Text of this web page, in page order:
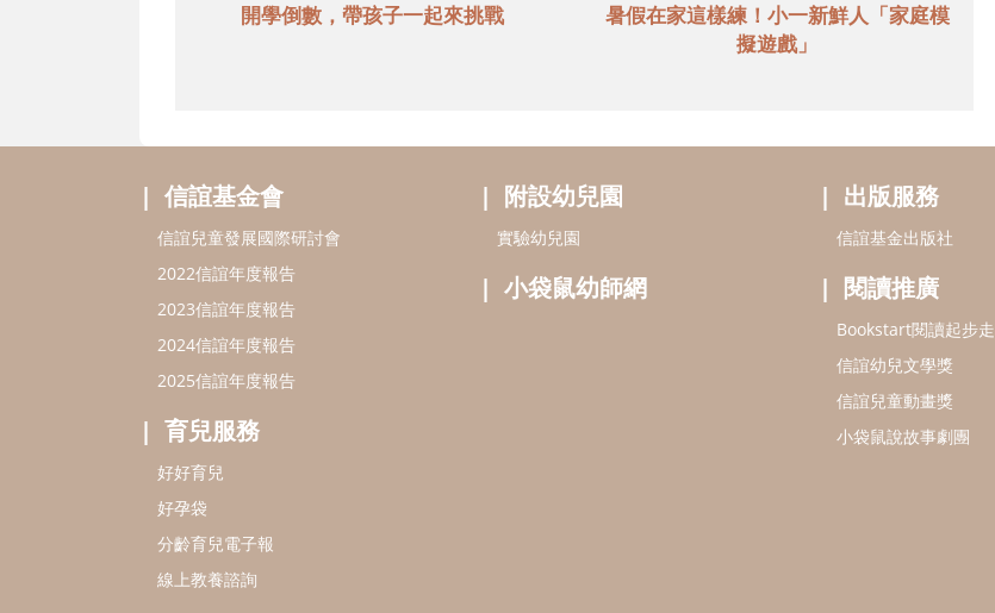
開學倒數，帶孩子一起來挑戰
暑假在家這樣練！小一新鮮人「家庭模
擬遊戲」
信誼基金會
信誼兒童發展國際研討會
2022信誼年度報告
2023信誼年度報告
2024信誼年度報告
2025信誼年度報告
育兒服務
好好育兒
好孕袋
分齡育兒電子報
線上教養諮詢
附設幼兒園
實驗幼兒園
小袋鼠幼師網
出版服務
信誼基金出版社
閱讀推廣
Bookstart閱讀起步走
信誼幼兒文學獎
信誼兒童動畫獎
小袋鼠說故事劇團